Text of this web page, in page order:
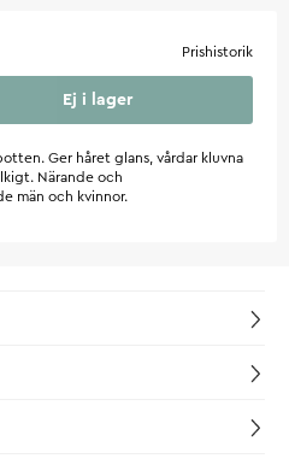
Prishistorik
Ej i lager
Ger håret glans, vårdar kluvna
Närande och
män och kvinnor.